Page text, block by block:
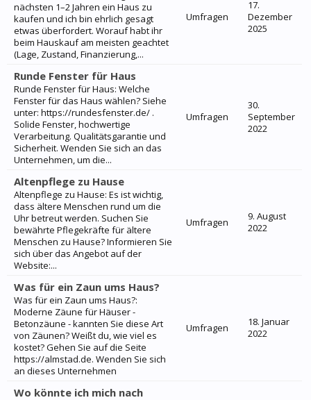
nächsten 1–2 Jahren ein Haus zu
kaufen und ich bin ehrlich gesagt
etwas überfordert. Worauf habt ihr
beim Hauskauf am meisten geachtet
(Lage, Zustand, Finanzierung,...
Umfragen
17.
Dezember
2025
Runde Fenster für Haus
Runde Fenster für Haus: Welche
Fenster für das Haus wählen? Siehe
unter: https://rundesfenster.de/ .
Solide Fenster, hochwertige
Verarbeitung. Qualitätsgarantie und
Sicherheit. Wenden Sie sich an das
Unternehmen, um die...
Umfragen
30.
September
2022
Altenpflege zu Hause
Altenpflege zu Hause: Es ist wichtig,
dass ältere Menschen rund um die
Uhr betreut werden. Suchen Sie
bewährte Pflegekräfte für ältere
Menschen zu Hause? Informieren Sie
sich über das Angebot auf der
Website:...
Umfragen
9. August
2022
Was für ein Zaun ums Haus?
Was für ein Zaun ums Haus?:
Moderne Zäune für Häuser -
Betonzäune - kannten Sie diese Art
von Zäunen? Weißt du, wie viel es
kostet? Gehen Sie auf die Seite
https://almstad.de. Wenden Sie sich
an dieses Unternehmen
Umfragen
18. Januar
2022
Wo könnte ich mich nach